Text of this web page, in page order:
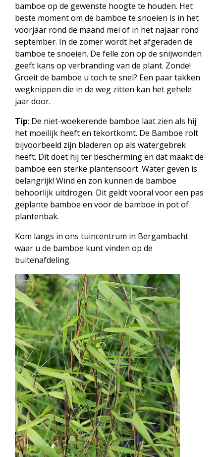
bamboe op de gewenste hoogte te houden. Het
beste moment om de bamboe te snoeien is in het
voorjaar rond de maand mei of in het najaar rond
september. In de zomer wordt het afgeraden de
bamboe te snoeien. De felle zon op de snijwonden
geeft kans op verbranding van de plant. Zonde!
Groeit de bamboe u toch te snel? Een paar takken
wegknippen die in de weg zitten kan het gehele
jaar door.
Tip: De niet-woekerende bamboe laat zien als hij
het moeilijk heeft en tekortkomt. De Bamboe rolt
bijvoorbeeld zijn bladeren op als watergebrek
heeft. Dit doet hij ter bescherming en dat maakt de
bamboe een sterke plantensoort. Water geven is
belangrijk! Wind en zon kunnen de bamboe
behoorlijk uitdrogen. Dit geldt vooral voor een pas
geplante bamboe en voor de bamboe in pot of
plantenbak.
Kom langs in ons tuincentrum in Bergambacht
waar u de bamboe kunt vinden op de
buitenafdeling.